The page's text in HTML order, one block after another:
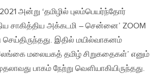
அன்று ‘தமிழில் புலம்பெயர்ந்தோர்
சாகித்திய அக்கடமி – சென்னை’ ZOOM
இதில் மயில்வாகனம்
மலையகத் தமிழ் சிறுகதைகள்’ எனும்
பாகம் நேற்று வௌியாகியிருந்தது.